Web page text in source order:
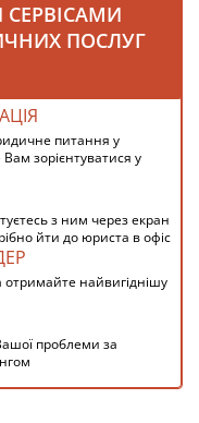
ПОСЛУГ
питання у
зорієнтуватися у
з ним через екран
йти до юриста в офіс
найвигіднішу
проблеми за